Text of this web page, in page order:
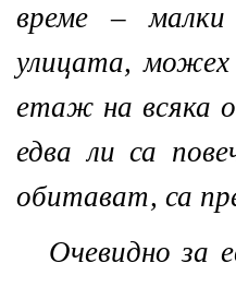
време –
улицата, можех
етаж на всяка
едва ли са
обитават, са
Очевидно за